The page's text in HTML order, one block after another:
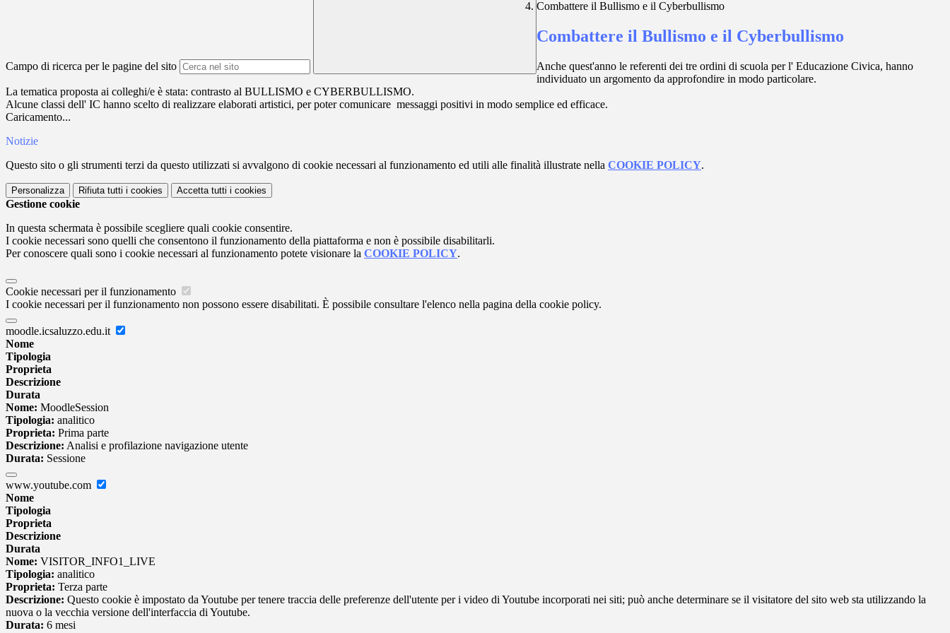
Campo di ricerca per le pagine del sito
Combattere il Bullismo e il Cyberbullismo
Combattere il Bullismo e il Cyberbullismo
Anche quest'anno le referenti dei tre ordini di scuola per l' Educazione Civica, hanno
individuato un argomento da approfondire in modo particolare.
La tematica proposta ai colleghi/e è stata: contrasto al BULLISMO e CYBERBULLISMO.
Alcune classi dell' IC hanno scelto di realizzare elaborati artistici, per poter comunicare messaggi positivi in modo semplice ed efficace.
Caricamento...
Notizie
Questo sito o gli strumenti terzi da questo utilizzati si avvalgono di cookie necessari al funzionamento ed utili alle finalità illustrate nella COOKIE POLICY.
Personalizza Rifiuta tutti i cookies Accetta tutti i cookies
Gestione cookie
In questa schermata è possibile scegliere quali cookie consentire.
I cookie necessari sono quelli che consentono il funzionamento della piattaforma e non è possibile disabilitarli.
Per conoscere quali sono i cookie necessari al funzionamento potete visionare la COOKIE POLICY.
Cookie necessari per il funzionamento
I cookie necessari per il funzionamento non possono essere disabilitati. È possibile consultare l'elenco nella pagina della cookie policy.
moodle.icsaluzzo.edu.it
Nome
Tipologia
Proprieta
Descrizione
Durata
Nome: MoodleSession
Tipologia: analitico
Proprieta: Prima parte
Descrizione: Analisi e profilazione navigazione utente
Durata: Sessione
www.youtube.com
Nome
Tipologia
Proprieta
Descrizione
Durata
Nome: VISITOR_INFO1_LIVE
Tipologia: analitico
Proprieta: Terza parte
Descrizione: Questo cookie è impostato da Youtube per tenere traccia delle preferenze dell'utente per i video di Youtube incorporati nei siti; può anche determinare se il visitatore del sito web sta utilizzando la
nuova o la vecchia versione dell'interfaccia di Youtube.
Durata: 6 mesi